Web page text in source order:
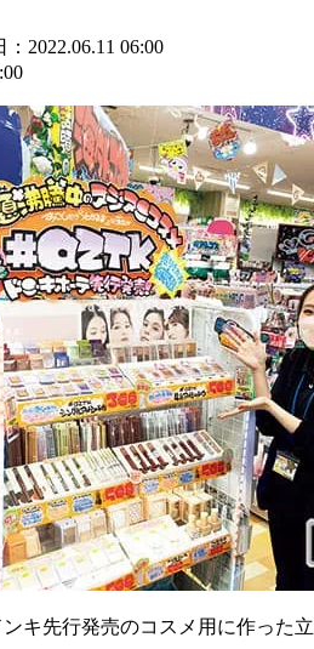
2022.06.11 06:00
キ先行発売のコスメ用に作った